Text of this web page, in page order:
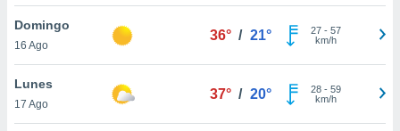
de
sitio
de que
sean
Domingo
16 Ago
36° / 21° 27- 57
km/h
Lunes
17 Ago
37° / 20° 28- 59
km/h